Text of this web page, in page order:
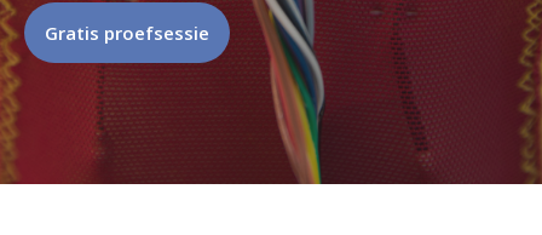
Gratis proefsessie